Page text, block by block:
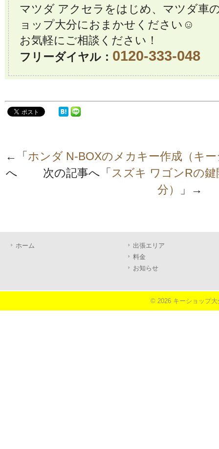
マツダ アクセラをはじめ、マツダ車
ョップ大分におまかせください☺️
お気軽にご相談ください！
フリーダイヤル： 0120-333-048
←「ホンダ N-BOXのメカキー作成（キ
へ 次の記事へ「スズキ ワゴンRの
分）
」→
ホーム
出張エリア
料金
お知らせ
© 2026 キーショップ